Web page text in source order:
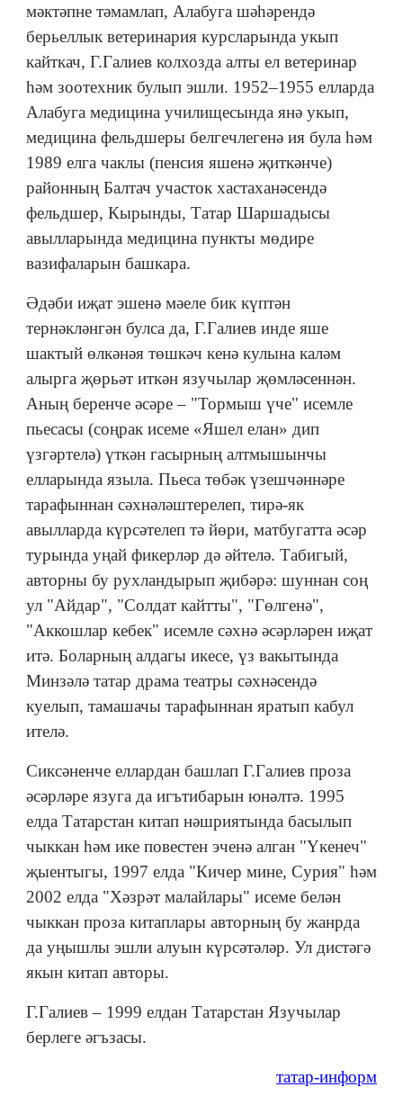
мәктәпне тәмамлап, Алабуга шәһәрендә
берьеллык ветеринария курсларында укып
кайткач, Г.Галиев колхозда алты ел ветеринар
һәм зоотехник булып эшли. 1952–1955 елларда
Алабуга медицина училищесында янә укып,
медицина фельдшеры белгечлегенә ия була һәм
1989 елга чаклы (пенсия яшенә җиткәнче)
районның Балтач участок хастаханәсендә
фельдшер, Кырынды, Татар Шаршадысы
авылларында медицина пункты мөдире
вазифаларын башкара.
Әдәби иҗат эшенә мәеле бик күптән
тернәкләнгән булса да, Г.Галиев инде яше
шактый өлкәнәя төшкәч кенә кулына каләм
алырга җөрьәт иткән язучылар җөмләсеннән.
Аның беренче әсәре – "Тормыш үче" исемле
пьесасы (соңрак исеме «Яшел елан» дип
үзгәртелә) үткән гасырның алтмышынчы
елларында языла. Пьеса төбәк үзешчәннәре
тарафыннан сәхнәләштерелеп, тирә-як
авылларда күрсәтелеп тә йөри, матбугатта әсәр
турында уңай фикерләр дә әйтелә. Табигый,
авторны бу рухландырып җибәрә: шуннан соң
ул "Айдар", "Солдат кайтты", "Гөлгенә",
"Аккошлар кебек" исемле сәхнә әсәрләрен иҗат
итә. Боларның алдагы икесе, үз вакытында
Минзәлә татар драма театры сәхнәсендә
куелып, тамашачы тарафыннан яратып кабул
ителә.
Сиксәненче еллардан башлап Г.Галиев проза
әсәрләре язуга да игътибарын юнәлтә. 1995
елда Татарстан китап нәшриятында басылып
чыккан һәм ике повестен эченә алган "Үкенеч"
җыентыгы, 1997 елда "Кичер мине, Сурия" һәм
2002 елда "Хәзрәт малайлары" исеме белән
чыккан проза китаплары авторның бу жанрда
да уңышлы эшли алуын күрсәтәләр. Ул дистәгә
якын китап авторы.
Г.Галиев – 1999 елдан Татарстан Язучылар
берлеге әгъзасы.
татар-информ